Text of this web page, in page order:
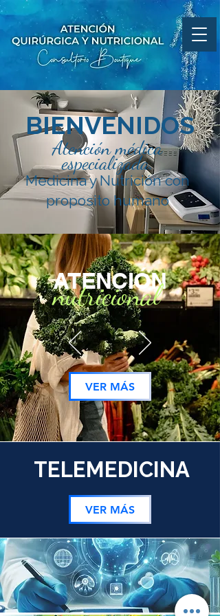
BIENVENIDOS
Atención médica
especializada.
Medicina y Nutrición con
proposito humano
ATENCIÓN
nutricional
VER MÁS
TELEMEDICINA
VER MÁS